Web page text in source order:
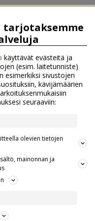
hetkeksi tyylien ja trendien
paneutua tällä kertaa
tarjotaksemme
käyttävät evästeitä ja
(esim. laitetunniste)
esimerkiksi sivustojen
kävijämäärien
seuraaviin:
olevien tietojen
mainonnan ja